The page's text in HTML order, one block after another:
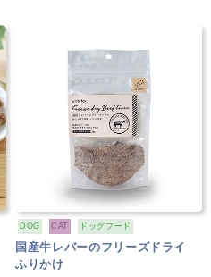
DOG CAT ドッグフード
国産牛レバーのフリーズドライ
ふりかけ